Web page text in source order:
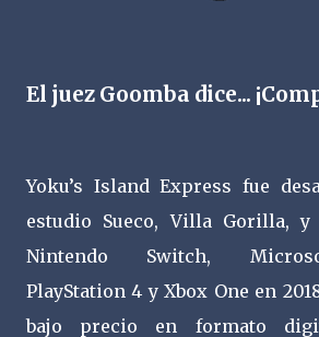
El juez Goomba dice...
Yoku’s Island Express fue
estudio Sueco, Villa Gorilla,
Nintendo Switch,
PlayStation 4 y Xbox One en
bajo precio en formato